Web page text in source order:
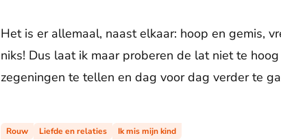
Het is er allemaal, naast elkaar: hoop en gemis,
niks! Dus laat ik maar proberen de lat niet te
zegeningen te tellen en dag voor dag verder te
Rouw Liefde en relaties Ik mis mijn kind